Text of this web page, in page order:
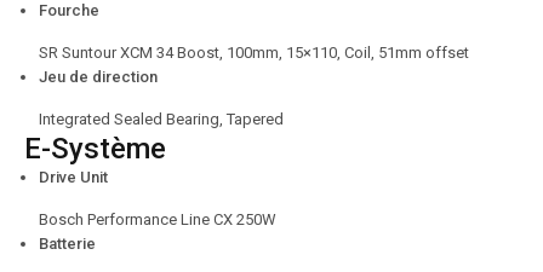
Fourche
SR Suntour XCM 34 Boost, 100mm, 15×110, Coil, 51mm offset
Jeu de direction
Integrated Sealed Bearing, Tapered
E-Système
Drive Unit
Bosch Performance Line CX 250W
Batterie